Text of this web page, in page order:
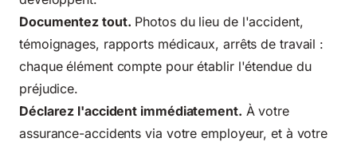
Documentez tout. Photos du lieu de l'accident,
témoignages, rapports médicaux, arrêts de travail :
chaque élément compte pour établir l'étendue du
préjudice.
Déclarez l'accident immédiatement. À votre
assurance-accidents via votre employeur, et à votre